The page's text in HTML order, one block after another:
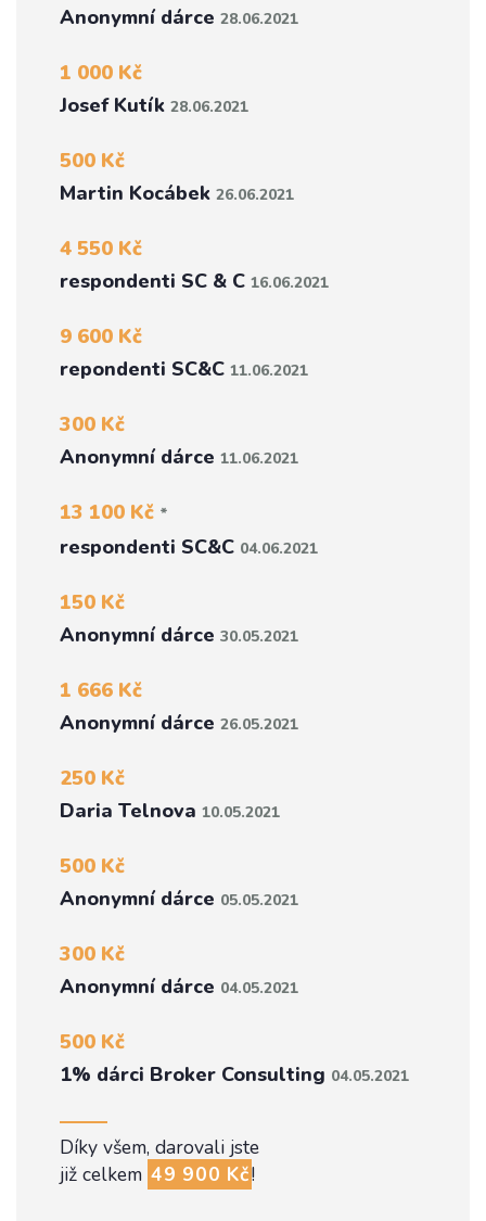
Anonymní dárce 28.06.2021
1 000 Kč
Josef Kutík 28.06.2021
500 Kč
Martin Kocábek 26.06.2021
4 550 Kč
respondenti SC & C 16.06.2021
9 600 Kč
repondenti SC&C 11.06.2021
300 Kč
Anonymní dárce 11.06.2021
13 100 Kč *
respondenti SC&C 04.06.2021
150 Kč
Anonymní dárce 30.05.2021
1 666 Kč
Anonymní dárce 26.05.2021
250 Kč
Daria Telnova 10.05.2021
500 Kč
Anonymní dárce 05.05.2021
300 Kč
Anonymní dárce 04.05.2021
500 Kč
1% dárci Broker Consulting 04.05.2021
Díky všem, darovali jste
již celkem 49 900 Kč!